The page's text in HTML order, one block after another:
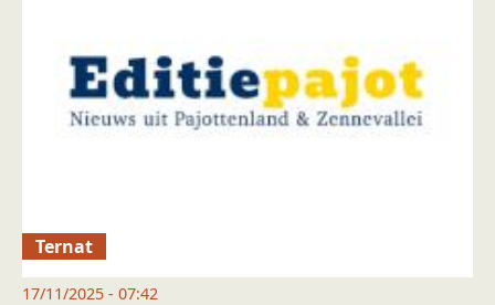
Ternat
17/11/2025 - 07:42